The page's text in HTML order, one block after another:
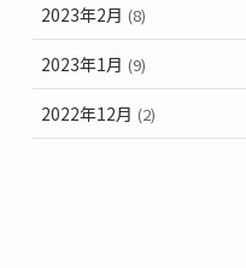
2023年2月 (8)
2023年1月 (9)
2022年12月 (2)